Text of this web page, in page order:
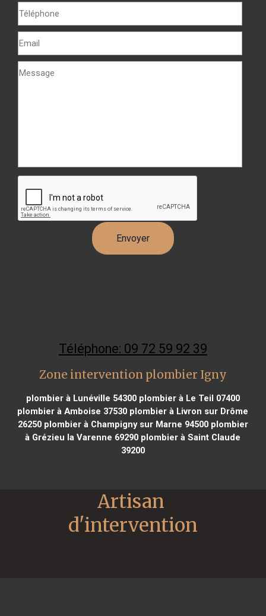
Téléphone: 09 72 59 92 39
Zone intervention plombier Igny
plombier à Lunéville 54300plombier à Le Teil 07400
plombier à Amboise 37530 plombier à Livron sur Drôme
26250plombier à Champigny sur Marne 94500plombier
à Grézieu la Varenne 69290 plombier à Saint Claude
39200
Artisan
d'intervention